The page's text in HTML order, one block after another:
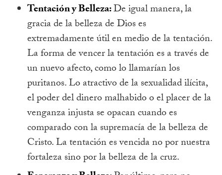
Tentación y Belleza:De igual manera, la
gracia de la belleza de Dios es
extremadamente útil en medio de la tentación.
La forma de vencer la tentación es a través de
un nuevo afecto, como lo llamarían los
puritanos. Lo atractivo de la sexualidad ilícita,
el poder del dinero malhabido o el placer de la
venganza injusta se opacan cuando es
comparado con la supremacía de la belleza de
Cristo. La tentación es vencida no por nuestra
fortaleza sino por la belleza de la cruz.